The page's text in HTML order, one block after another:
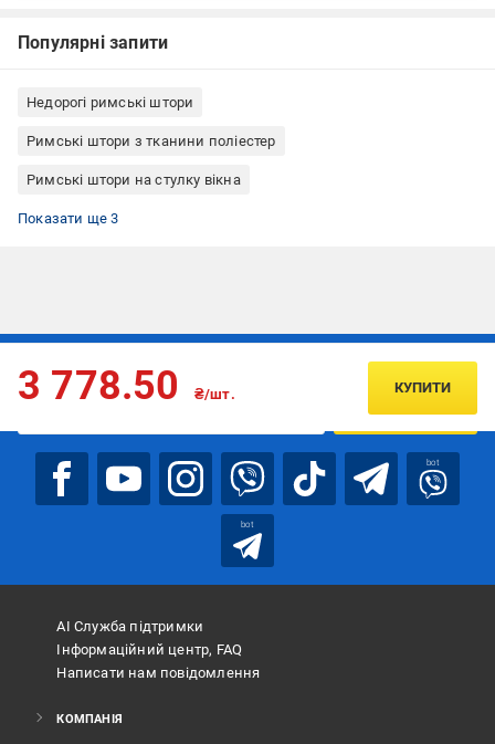
Популярні запити
Недорогі римські штори
Римські штори з тканини поліестер
Римські штори на стулку вікна
Римські штори кріплення до стелі
Римські штори кріплення до стіни
Римські штори Rollotex
Показати ще 3
3 778.50 ₴/шт. КУПИТИ
Підписуйтесь, щоб дізнаватись першим про акції та пропозиції
ПІДПИСАТИСЯ
bot
bot
АІ Служба підтримки
Інформаційний центр, FAQ
Написати нам повідомлення
КОМПАНІЯ